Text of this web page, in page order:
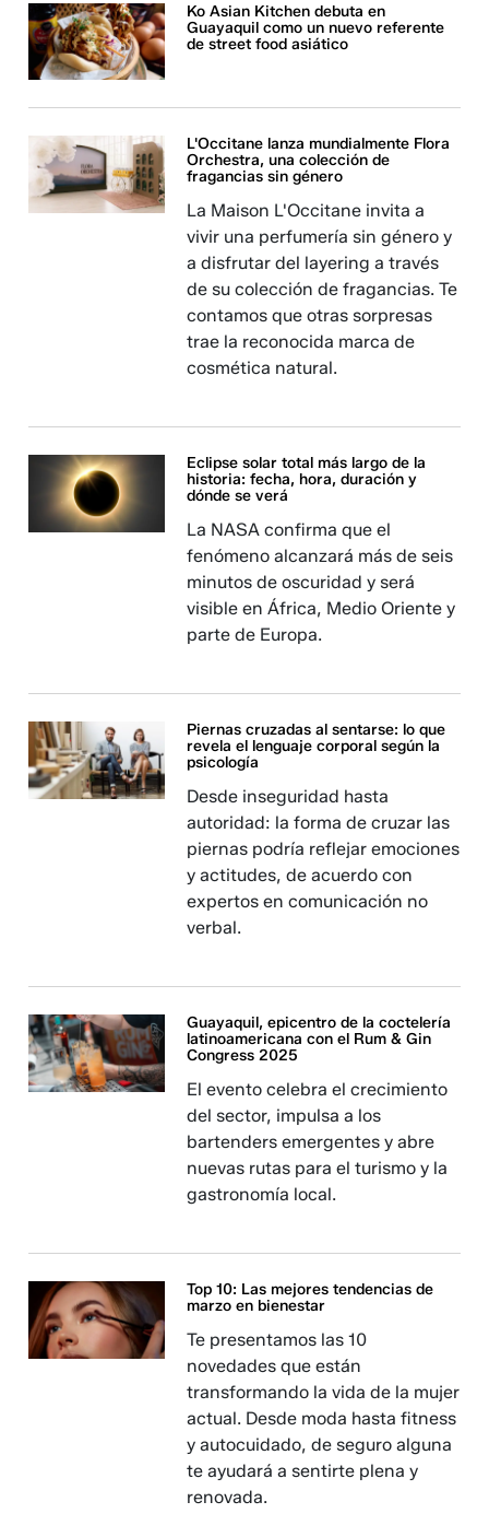
Ko Asian Kitchen debuta en
Guayaquil como un nuevo referente
de street food asiático
L'Occitane lanza mundialmente Flora
Orchestra, una colección de
fragancias sin género
La Maison L'Occitane invita a
vivir una perfumería sin género y
a disfrutar del layering a través
de su colección de fragancias. Te
contamos que otras sorpresas
trae la reconocida marca de
cosmética natural.
Eclipse solar total más largo de la
historia: fecha, hora, duración y
dónde se verá
La NASA confirma que el
fenómeno alcanzará más de seis
minutos de oscuridad y será
visible en África, Medio Oriente y
parte de Europa.
Piernas cruzadas al sentarse: lo que
revela el lenguaje corporal según la
psicología
Desde inseguridad hasta
autoridad: la forma de cruzar las
piernas podría reflejar emociones
y actitudes, de acuerdo con
expertos en comunicación no
verbal.
Guayaquil, epicentro de la coctelería
latinoamericana con el Rum & Gin
Congress 2025
El evento celebra el crecimiento
del sector, impulsa a los
bartenders emergentes y abre
nuevas rutas para el turismo y la
gastronomía local.
Top 10: Las mejores tendencias de
marzo en bienestar
Te presentamos las 10
novedades que están
transformando la vida de la mujer
actual. Desde moda hasta fitness
y autocuidado, de seguro alguna
te ayudará a sentirte plena y
renovada.